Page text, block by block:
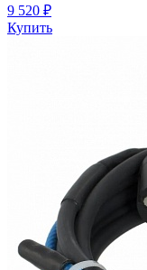
9 520 ₽
Купить